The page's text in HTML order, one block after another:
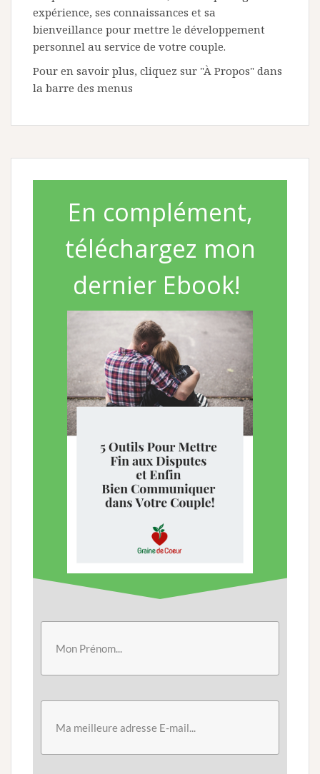
expérience, ses connaissances et sa
bienveillance pour mettre le développement
personnel au service de votre couple.
Pour en savoir plus, cliquez sur "À Propos" dans
la barre des menus
En complément,
téléchargez mon
dernier Ebook!